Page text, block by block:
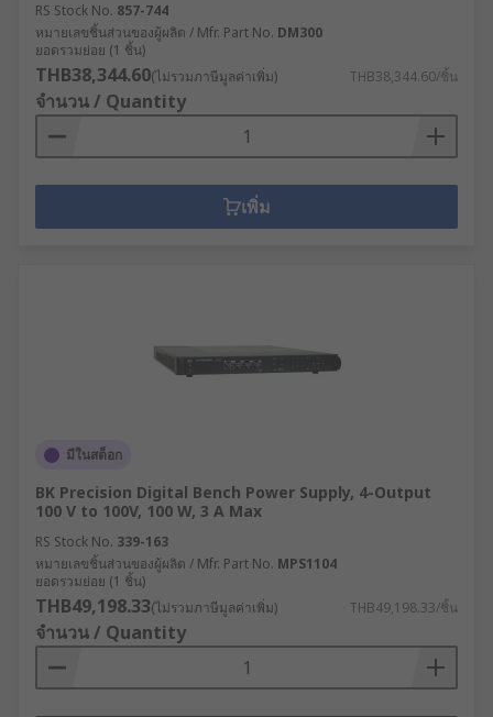
RS Stock No. 857-744
หมายเลขชิ้นส่วนของผู้ผลิต / Mfr. Part No. DM300
ยอดรวมย่อย (1 ชิ้น)
THB38,344.60(ไม่รวมภาษีมูลค่าเพิ่ม) THB38,344.60/ชิ้น
จำนวน / Quantity
เพิ่ม
มีในสต็อก
BK Precision Digital Bench Power Supply, 4-Output
100 V to 100V, 100 W, 3 A Max
RS Stock No. 339-163
หมายเลขชิ้นส่วนของผู้ผลิต / Mfr. Part No. MPS1104
ยอดรวมย่อย (1 ชิ้น)
THB49,198.33(ไม่รวมภาษีมูลค่าเพิ่ม) THB49,198.33/ชิ้น
จำนวน / Quantity